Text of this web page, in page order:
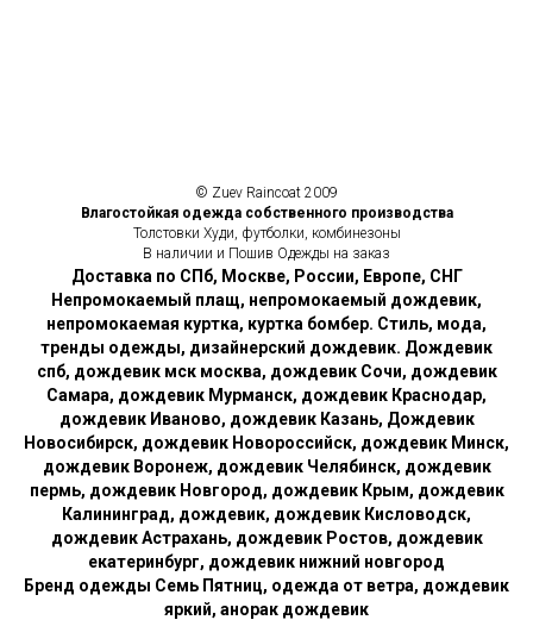
© Zuev Raincoat 2009
Влагостойкая одежда собственного производства
Толстовки Худи, футболки, комбинезоны
В наличии и Пошив Одежды на заказ
Доставка по СПб, Москве, России, Европе, СНГ
Непромокаемый плащ, непромокаемый дождевик,
непромокаемая куртка, куртка бомбер. Стиль, мода,
тренды одежды, дизайнерский дождевик. Дождевик
спб, дождевик мск москва, дождевик Сочи, дождевик
Самара, дождевик Мурманск, дождевик Краснодар,
дождевик Иваново, дождевик Казань, Дождевик
Новосибирск, дождевик Новороссийск, дождевик Минск,
дождевик Воронеж, дождевик Челябинск, дождевик
пермь, дождевик Новгород, дождевик Крым, дождевик
Калининград, дождевик, дождевик Кисловодск,
дождевик Астрахань, дождевик Ростов, дождевик
екатеринбург, дождевик нижний новгород
Бренд одежды Семь Пятниц, одежда от ветра, дождевик
яркий, анорак дождевик